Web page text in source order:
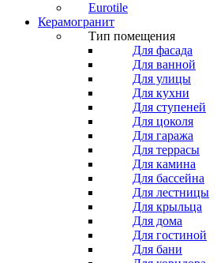
Eurotile
Керамогранит
Тип помещения
Для фасада
Для ванной
Для улицы
Для кухни
Для ступеней
Для цоколя
Для гаража
Для террасы
Для камина
Для бассейна
Для лестницы
Для крыльца
Для дома
Для гостиной
Для бани